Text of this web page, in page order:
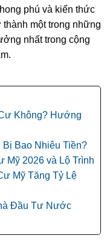
phú và kiến thức
thành một trong những
nhất trong cộng
Không? Hướng
Bị Bao Nhiêu Tiền?
Mỹ 2026 và Lộ Trình
Mỹ Tăng Tỷ Lệ
Đầu Tư Nước